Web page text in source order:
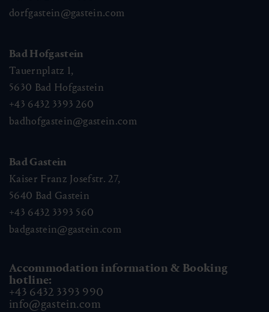
dorfgastein@gastein.com
Bad Hofgastein
Tauernplatz 1,
5630 Bad Hofgastein
+43 6432 3393 260
badhofgastein@gastein.com
Bad Gastein
Kaiser Franz Josefstr. 27,
5640 Bad Gastein
+43 6432 3393 560
badgastein@gastein.com
Accommodation information & Booking
hotline:
+43 6432 3393 990
info@gastein.com